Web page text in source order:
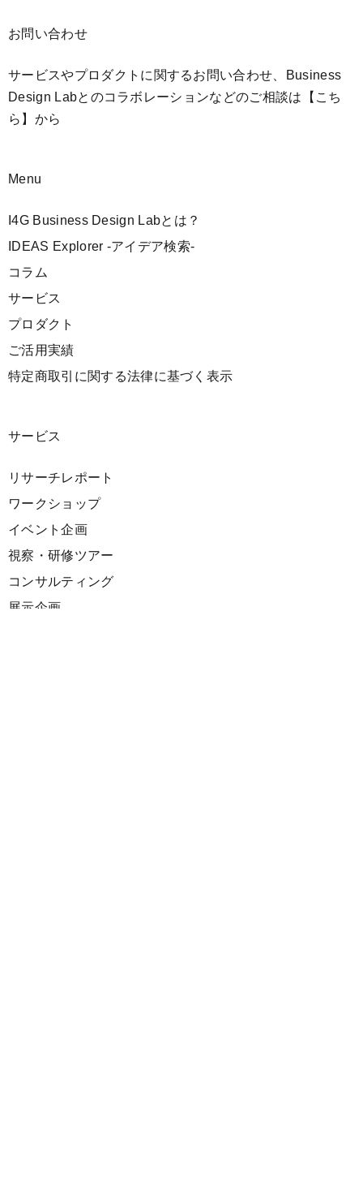
お問い合わせ
サービスやプロダクトに関するお問い合わせ、Business
Design Labとのコラボレーションなどのご相談は 【こち
ら】 から
Menu
I4G Business Design Labとは？
IDEAS Explorer -アイデア検索-
コラム
サービス
プロダクト
ご活用実績
特定商取引に関する法律に基づく表示
サービス
リサーチレポート
ワークショップ
イベント企画
視察・研修ツアー
コンサルティング
展示企画